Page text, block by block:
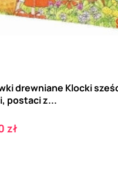
drewniane Klocki
postaci z...
zł